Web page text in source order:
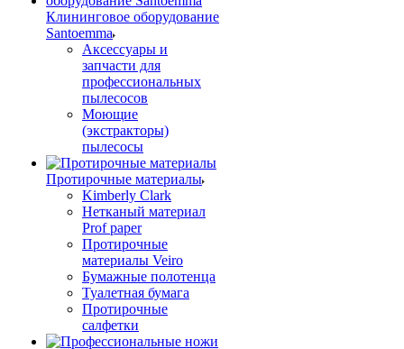
Клининговое оборудование
Santoemma
Аксессуары и
запчасти для
профессиональных
пылесосов
Моющие
(экстракторы)
пылесосы
Протирочные материалы
Kimberly Clark
Нетканый материал
Prof paper
Протирочные
материалы Veiro
Бумажные полотенца
Туалетная бумага
Протирочные
салфетки